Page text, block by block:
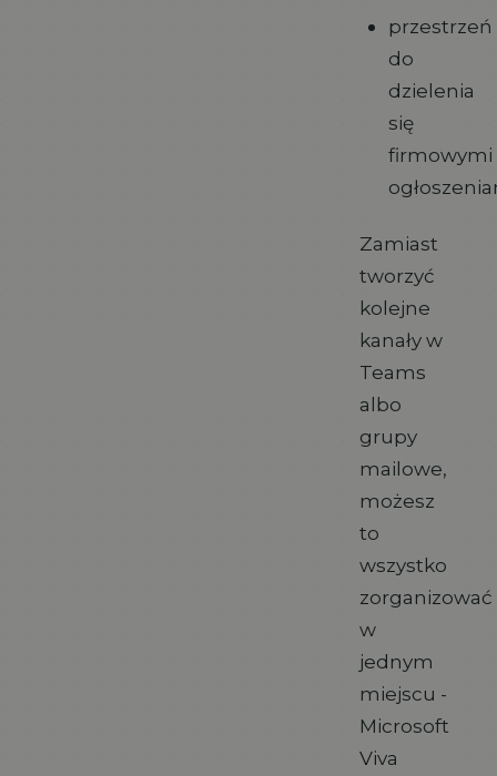
przestrzeń
do
dzielenia
się
firmowymi
Zamiast
tworzyć
kolejne
kanały w
Teams
albo
grupy
mailowe,
możesz
to
wszystko
zorganizować
w
jednym
miejscu -
Microsoft
Viva